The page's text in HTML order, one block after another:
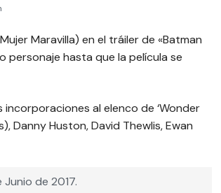
Maravilla) en el tráiler de «Batman
personaje hasta que la película se
al elenco de ‘Wonder
Danny Huston, David Thewlis, Ewan
de 2017.